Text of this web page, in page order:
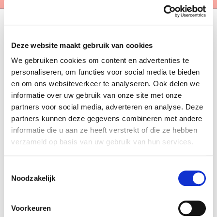
Deze website maakt gebruik van cookies
We gebruiken cookies om content en advertenties te
personaliseren, om functies voor social media te bieden
en om ons websiteverkeer te analyseren. Ook delen we
informatie over uw gebruik van onze site met onze
partners voor social media, adverteren en analyse. Deze
partners kunnen deze gegevens combineren met andere
informatie die u aan ze heeft verstrekt of die ze hebben
verzameld op basis van uw gebruik van hun services.
Noodzakelijk
Voorkeuren
Een koophuis geeft rust, maar onverwachte
maandlasten van je hypotheek. Denk aan
situaties zoals arbeidsongeschikt raken, het
verliezen van je baan of wat er met je hypotheek
gebeurt als je partner overlijdt. In al deze
omstandigheden verandert jouw inkomen, terwijl
de vaste lasten blijven doorlopen. Met tijdige
stappen en onafhankelijk financieel advies houd je
grip op je situatie.
dat voor je hypotheek?
gaat je inkomen vaak meteen omlaag. Daardoor
kunnen de maandlasten van je hypotheek zwaar